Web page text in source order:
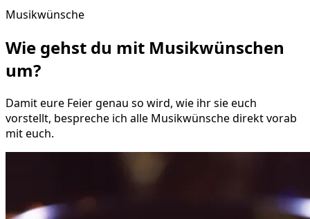
Musikwünsche
Wie gehst du mit Musikwünschen
um?
Damit eure Feier genau so wird, wie ihr sie euch
vorstellt, bespreche ich alle Musikwünsche direkt vorab
mit euch.